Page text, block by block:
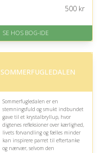
illustrationer at fordybe sig i.
På lager
Levering: 1-3 hverdage -
Gratis fragt
på 4.6 ud af 5
500kr
SE HOS BOG-IDE
SOMMERFUGLEDALEN
Sommerfugledalen er en
stemningsfuld og smukt indbundet
gave til et krystalbryllup, hvor
digtenes refleksioner over kærlighed,
livets forvandling og fælles minder
kan inspirere parret til eftertanke
og nærvær, selvom den